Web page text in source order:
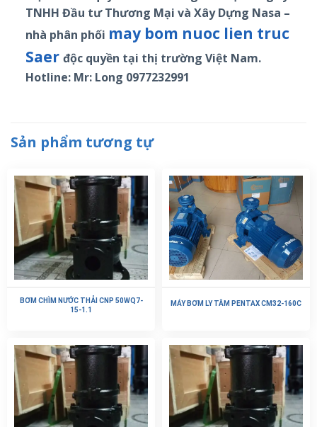
TNHH Đầu tư Thương Mại và Xây Dựng Nasa –
nhà phân phối may bom nuoc lien truc
Saer độc quyền tại thị trường Việt Nam.
Hotline: Mr: Long 0977232991
Sản phẩm tương tự
BƠM CHÌM NƯỚC THẢI CNP 50WQ7-
15-1.1
MÁY BƠM LY TÂM PENTAX CM32-160C